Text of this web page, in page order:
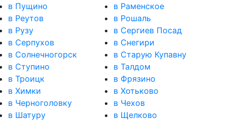
в Пущино
в Раменское
в Реутов
в Рошаль
в Рузу
в Сергиев Посад
в Серпухов
в Снегири
в Солнечногорск
в Старую Купавну
в Ступино
в Талдом
в Троицк
в Фрязино
в Химки
в Хотьково
в Черноголовку
в Чехов
в Шатуру
в Щелково